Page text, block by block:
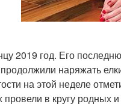
2019 год. Его
наряжать
на этой неделе
в кругу родных